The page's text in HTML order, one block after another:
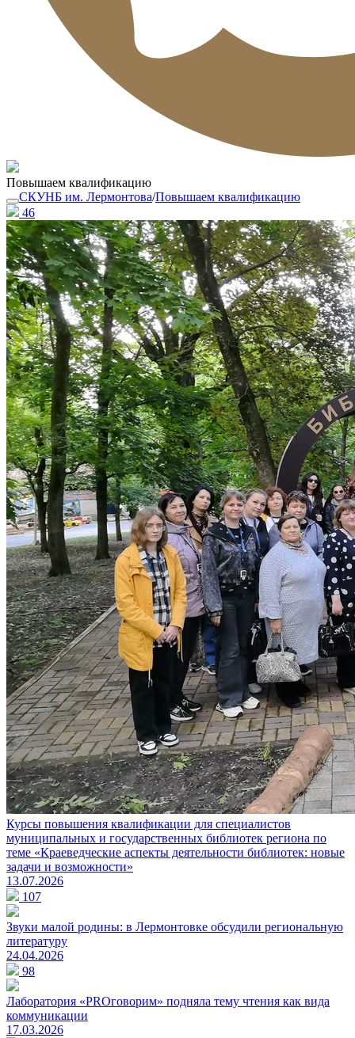
Повышаем квалификацию
СКУНБ им. Лермонтова/Повышаем квалификацию
46
Курсы повышения квалификации для специалистов
муниципальных и государственных библиотек региона по
теме «Краеведческие аспекты деятельности библиотек: новые
задачи и возможности»
13.07.2026
107
Звуки малой родины: в Лермонтовке обсудили региональную
литературу
24.04.2026
98
Лаборатория «PROговорим» подняла тему чтения как вида
коммуникации
17.03.2026